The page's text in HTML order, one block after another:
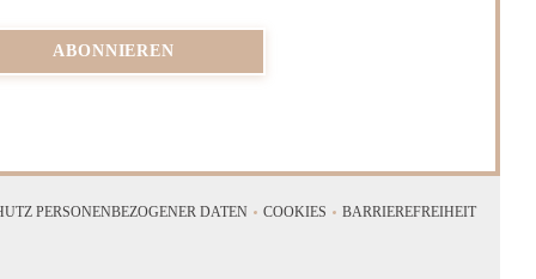
ABONNIEREN
PERSONENBEZOGENER DATEN COOKIES BARRIEREFREIHEIT